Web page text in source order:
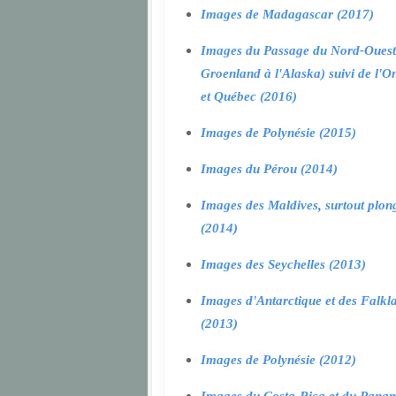
Images de Madagascar (2017)
Images du Passage du Nord-
Groenland à l'Alaska) suivi de
et Québec (2016)
Images de Polynésie (2015)
Images du Pérou (2014)
Images des Maldives, surtout
(2014)
Images des Seychelles (2013)
Images d'Antarctique et des
(2013)
Images de Polynésie (2012)